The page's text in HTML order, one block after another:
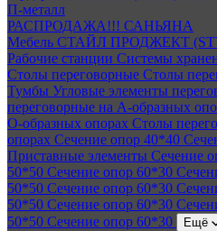
П-металл
РАСПРОДАЖА!!! САНЬЯНА
Мебель СТАЙЛ ПРОДЖЕКТ
Рабочие станции Системы
Столы переговорные Столы
Тумбы Угловые элементы
переговорные на А-образных
О-образных опорах Столы
опорах Сечение опор 40*40
Приставные элементы Сечение
50*50 Сечение опор 60*30
50*50 Сечение опор 60*30
50*50 Сечение опор 60*30
50*50 Сечение опор 60*30 Ещё